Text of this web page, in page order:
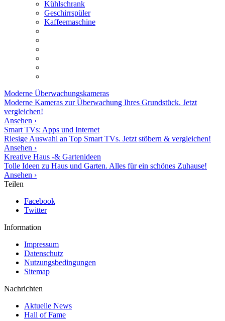
Kühlschrank
Geschirrspüler
Kaffeemaschine
Moderne Überwachungskameras
Moderne Kameras zur Überwachung Ihres Grundstück. Jetzt
vergleichen!
Ansehen ›
Smart TVs: Apps und Internet
Riesige Auswahl an Top Smart TVs. Jetzt stöbern & vergleichen!
Ansehen ›
Kreative Haus -& Gartenideen
Tolle Ideen zu Haus und Garten. Alles für ein schönes Zuhause!
Ansehen ›
Teilen
Facebook
Twitter
Information
Impressum
Datenschutz
Nutzungsbedingungen
Sitemap
Nachrichten
Aktuelle News
Hall of Fame